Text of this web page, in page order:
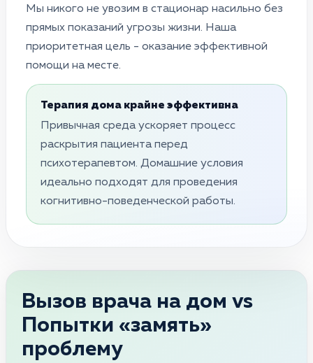
Мы никого не увозим в стационар насильно без
прямых показаний угрозы жизни. Наша
приоритетная цель - оказание эффективной
помощи на месте.
Терапия дома крайне эффективна
Привычная среда ускоряет процесс
раскрытия пациента перед
психотерапевтом. Домашние условия
идеально подходят для проведения
когнитивно-поведенческой работы.
Вызов врача на дом vs
Попытки «замять»
проблему